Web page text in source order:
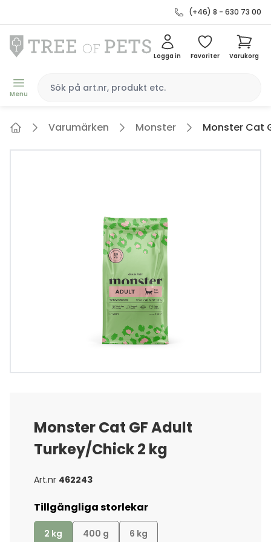
(+46) 8 - 630 73 00
Menu
Logga in Favoriter Varukorg
Varumärken Monster Monster Cat
Monster Cat GF Adult
Turkey/Chick 2 kg
Art.nr 462243
Tillgängliga storlekar
2 kg 400 g 6 kg